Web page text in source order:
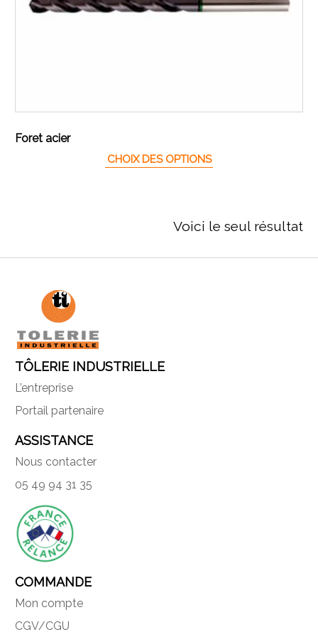
Foret acier
CHOIX DES OPTIONS
Voici le seul résultat
TÔLERIE INDUSTRIELLE
L’entreprise
Portail partenaire
ASSISTANCE
Nous contacter
05 49 94 31 35
COMMANDE
Mon compte
CGV/CGU